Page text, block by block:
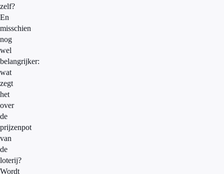
zelf?
En
misschien
nog
wel
belangrijker:
wat
zegt
het
over
de
prijzenpot
van
de
loterij?
Wordt